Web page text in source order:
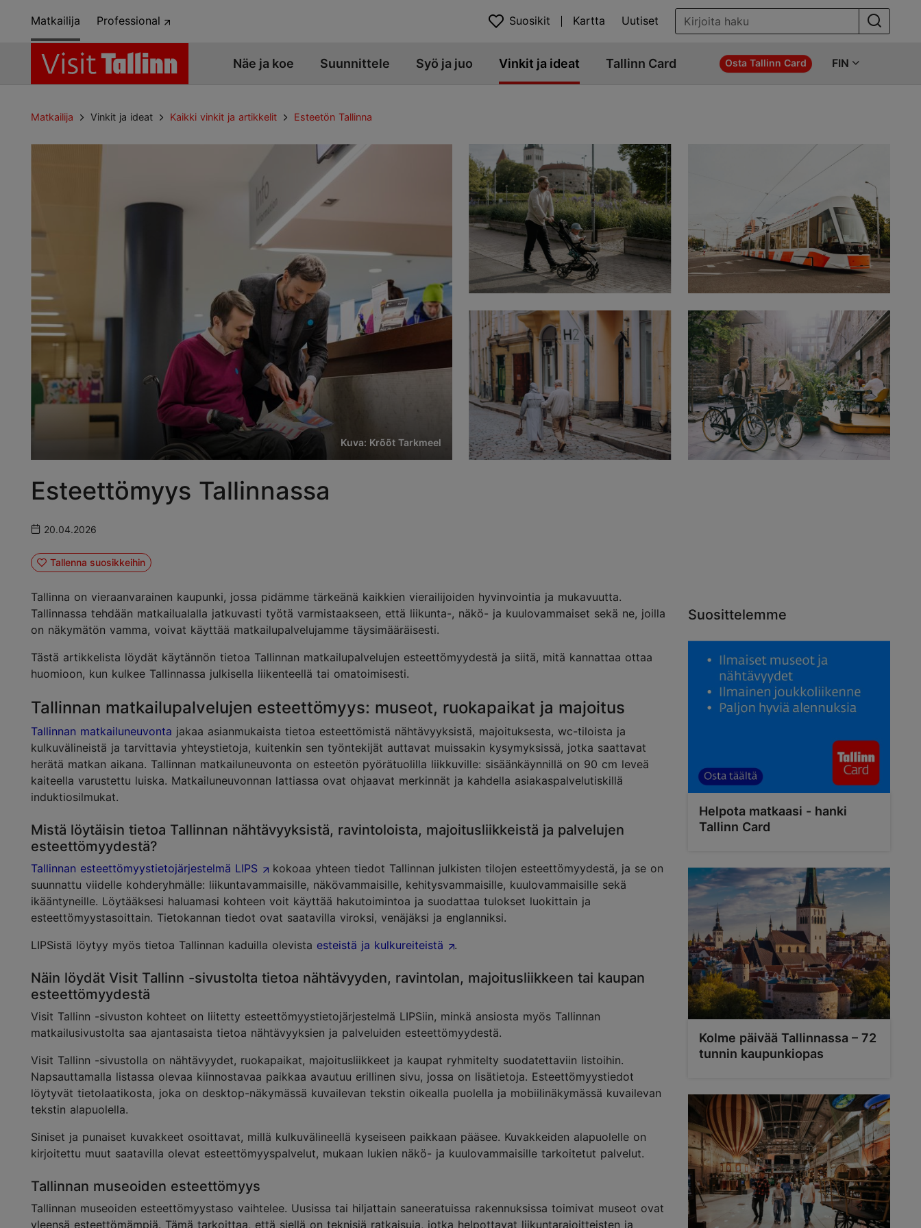
Matkailija Professional Suosikit Kartta Uutiset
Näe ja koe Suunnittele Syö ja juo Vinkit ja ideat Tallinn Card Osta Tallinn Card FIN
Matkailija Vinkit ja ideat Kaikki vinkit ja artikkelit Esteetön Tallinna
Kuva: Krõõt Tarkmeel
Esteettömyys Tallinnassa
20.04.2026
Tallenna suosikkeihin
Tallinna on vieraanvarainen kaupunki, jossa pidämme tärkeänä kaikkien vierailijoiden hyvinvointia ja mukavuutta.
Tallinnassa tehdään matkailualalla jatkuvasti työtä varmistaakseen, että liikunta-, näkö- ja kuulovammaiset sekä ne, joilla
on näkymätön vamma, voivat käyttää matkailupalvelujamme täysimääräisesti.
Tästä artikkelista löydät käytännön tietoa Tallinnan matkailupalvelujen esteettömyydestä ja siitä, mitä kannattaa ottaa
huomioon, kun kulkee Tallinnassa julkisella liikenteellä tai omatoimisesti.
Tallinnan matkailupalvelujen esteettömyys: museot, ruokapaikat ja majoitus
Tallinnan matkailuneuvonta jakaa asianmukaista tietoa esteettömistä nähtävyyksistä, majoituksesta, wc-tiloista ja
kulkuvälineistä ja tarvittavia yhteystietoja, kuitenkin sen työntekijät auttavat muissakin kysymyksissä, jotka saattavat
herätä matkan aikana. Tallinnan matkailuneuvonta on esteetön pyörätuolilla liikkuville: sisäänkäynnillä on 90 cm leveä
kaiteella varustettu luiska. Matkailuneuvonnan lattiassa ovat ohjaavat merkinnät ja kahdella asiakaspalvelutiskillä
induktiosilmukat.
Mistä löytäisin tietoa Tallinnan nähtävyyksistä, ravintoloista, majoitusliikkeistä ja palvelujen
esteettömyydestä?
Tallinnan esteettömyystietojärjestelmä LIPS
kokoaa yhteen tiedot Tallinnan julkisten tilojen esteettömyydestä, ja se on
suunnattu viidelle kohderyhmälle: liikuntavammaisille, näkövammaisille, kehitysvammaisille, kuulovammaisille sekä
ikääntyneille. Löytääksesi haluamasi kohteen voit käyttää hakutoimintoa ja suodattaa tulokset luokittain ja
esteettömyystasoittain. Tietokannan tiedot ovat saatavilla viroksi, venäjäksi ja englanniksi.
LIPSistä löytyy myös tietoa Tallinnan kaduilla olevista esteistä ja kulkureiteistä .
Näin löydät Visit Tallinn -sivustolta tietoa nähtävyyden, ravintolan, majoitusliikkeen tai kaupan
esteettömyydestä
Visit Tallinn -sivuston kohteet on liitetty esteettömyystietojärjestelmä LIPSiin, minkä ansiosta myös Tallinnan
matkailusivustolta saa ajantasaista tietoa nähtävyyksien ja palveluiden esteettömyydestä.
Visit Tallinn -sivustolla on nähtävyydet, ruokapaikat, majoitusliikkeet ja kaupat ryhmitelty suodatettaviin listoihin.
Napsauttamalla listassa olevaa kiinnostavaa paikkaa avautuu erillinen sivu, jossa on lisätietoja. Esteettömyystiedot
löytyvät tietolaatikosta, joka on desktop-näkymässä kuvailevan tekstin oikealla puolella ja mobiilinäkymässä kuvailevan
tekstin alapuolella.
Siniset ja punaiset kuvakkeet osoittavat, millä kulkuvälineellä kyseiseen paikkaan pääsee. Kuvakkeiden alapuolelle on
kirjoitettu muut saatavilla olevat esteettömyyspalvelut, mukaan lukien näkö- ja kuulovammaisille tarkoitetut palvelut.
Tallinnan museoiden esteettömyys
Tallinnan museoiden esteettömyystaso vaihtelee. Uusissa tai hiljattain saneeratuissa rakennuksissa toimivat museot ovat
yleensä esteettömämpiä. Tämä tarkoittaa, että siellä on teknisiä ratkaisuja, jotka helpottavat liikuntarajoitteisten ja
Suosittelemme
Helpota matkaasi - hanki
Tallinn Card
Kolme päivää Tallinnassa – 72
tunnin kaupunkiopas